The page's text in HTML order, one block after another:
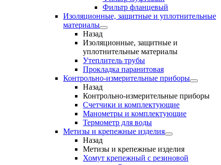
Фильтр фланцевый
Изоляционные, защитные и уплотнительные
материалы
Назад
Изоляционные, защитные и
уплотнительные материалы
Утеплитель трубы
Прокладка паранитовая
Контрольно-измерительные приборы
Назад
Контрольно-измерительные приборы
Счетчики и комплектующие
Манометры и комплектующие
Термометр для воды
Метизы и крепежные изделия
Назад
Метизы и крепежные изделия
Хомут крепежный с резиновой